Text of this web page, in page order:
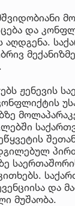
და
ჟენევის
და
მუშაობა.